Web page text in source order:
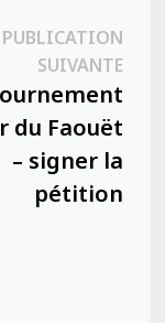
PUBLICATION
SUIVANTE
du Faouët
– signer la
pétition